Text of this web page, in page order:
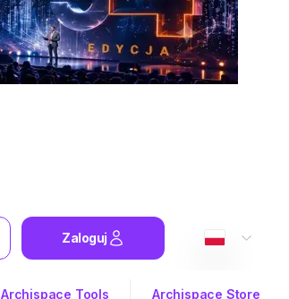
Zaloguj
Archispace Tools Archispace Store